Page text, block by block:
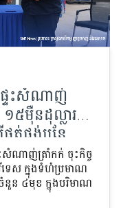
ទះសំណាញ់
៥មុឺនដុល្លារ
ផ្គង់បន្លែ
សំណាញ់ត្រាំកក់ ចុះកិច្ច
ទេស ក្នុងទំហំប្រមាណ
ចំនួន ៤មុខ ក្នុងបរិមាណ